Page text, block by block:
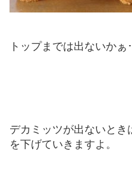
トップまでは出ないかぁ･
デカミッツが出ないとき
を下げていきますよ。